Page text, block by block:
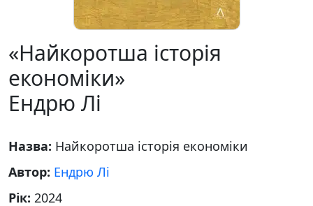
«Найкоротша історія
економіки»
Ендрю Лі
Назва: Найкоротша історія економіки
Автор: Ендрю Лі
Рік: 2024